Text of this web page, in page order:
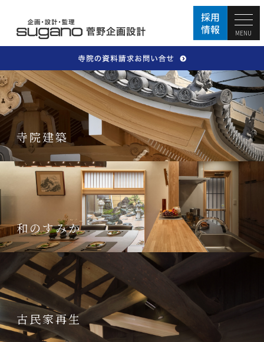
MENU
寺院建築
和のすみか
古民家再生